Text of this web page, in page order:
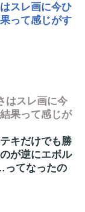
スレ画に今ひ
って感じがす
はスレ画に今
果って感じが
キだけでも勝
が逆にエボル
ってなったの